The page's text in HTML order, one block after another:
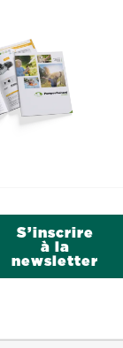
S’inscrire
à la
newsletter